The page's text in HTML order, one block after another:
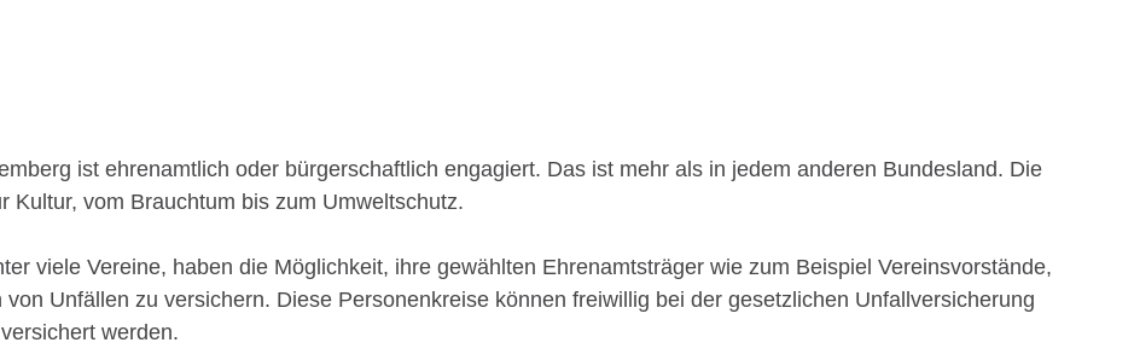
ist ehrenamtlich oder bürgerschaftlich engagiert. Das ist mehr als in jedem anderen Bundesland. Die
Kultur, vom Brauchtum bis zum Umweltschutz.
viele Vereine, haben die Möglichkeit, ihre gewählten Ehrenamtsträger wie zum Beispiel Vereinsvorstände,
Unfällen zu versichern. Diese Personenkreise können freiwillig bei der gesetzlichen Unfallversicherung
werden.